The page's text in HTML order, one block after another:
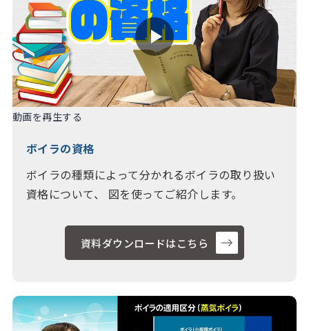
動画を再生する
ボイラの資格
ボイラの種類によって分かれるボイラの取り扱い
資格について、 図を使ってご紹介します。
資料ダウンロードはこちら